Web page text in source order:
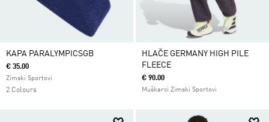
KAPA PARALYMPICSGB
€ 35.00
Zimski Sportovi
2 Colours
HLAČE GERMANY HIGH PILE
FLEECE
€ 90.00
Muškarci Zimski Sportovi